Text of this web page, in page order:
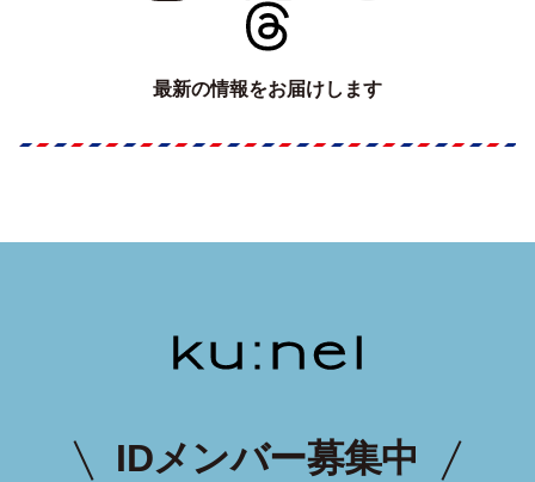
最新の情報をお届けします
IDメンバー募集中